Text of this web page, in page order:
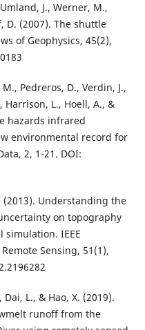
J., Werner, M.,
D. (2007). The shuttle
of Geophysics, 45(2),
Pedreros, D., Verdin, J.,
Harrison, L., Hoell, A., &
hazards infrared
environmental record for
2, 1-21. DOI:
(2013). Understanding the
on topography
IEEE
Sensing, 51(1),
L., & Hao, X. (2019).
runoff from the